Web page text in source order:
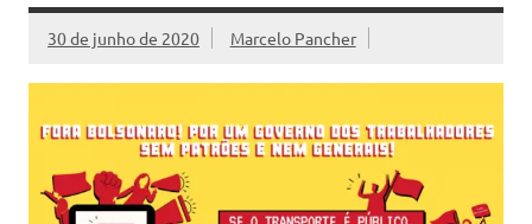
30 de junho de 2020 Marcelo Pancher